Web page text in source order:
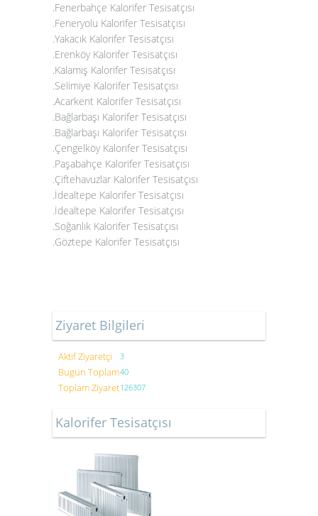
.Fenerbahçe Kalorifer Tesisatçısı
.Feneryolu Kalorifer Tesisatçısı
.Yakacık Kalorifer Tesisatçısı
.Erenköy Kalorifer Tesisatçısı
.Kalamış Kalorifer Tesisatçısı
.Selimiye Kalorifer Tesisatçısı
.Acarkent Kalorifer Tesisatçısı
.Bağlarbaşı Kalorifer Tesisatçısı
.Bağlarbaşı Kalorifer Tesisatçısı
.Çengelköy Kalorifer Tesisatçısı
.Paşabahçe Kalorifer Tesisatçısı
.Çiftehavuzlar Kalorifer Tesisatçısı
.İdealtepe Kalorifer Tesisatçısı
.İdealtepe Kalorifer Tesisatçısı
.Soğanlık Kalorifer Tesisatçısı
.Göztepe Kalorifer Tesisatçısı
Ziyaret Bilgileri
Aktif Ziyaretçi 3
Bugün Toplam40
Toplam Ziyaret126307
Kalorifer Tesisatçısı